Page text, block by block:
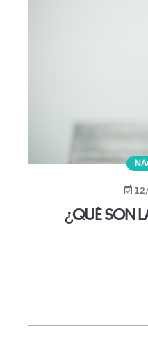
¿QUÉ SON